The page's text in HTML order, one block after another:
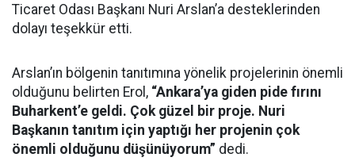
Ticaret Odası Başkanı Nuri Arslan’a desteklerinden
dolayı teşekkür etti.
Arslan’ın bölgenin tanıtımına yönelik projelerinin önemli
olduğunu belirten Erol, “Ankara’ya giden pide fırını
Buharkent’e geldi. Çok güzel bir proje. Nuri
Başkanın tanıtım için yaptığı her projenin çok
önemli olduğunu düşünüyorum” dedi.